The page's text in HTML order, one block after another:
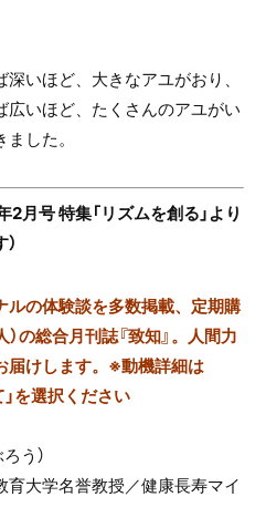
いほど、大きなアユがおり、
いほど、たくさんのアユがい
した。
2月号 特集「リズムを創る」より
ルの体験談を多数掲載、定期購
の総合月刊誌『致知』。人間力
届けします。※動機詳細は
を選択ください
う）
育大学名誉教授／健康長寿マイ